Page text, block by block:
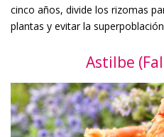
cinco años, divide los rizomas
plantas y evitar la
Astilbe